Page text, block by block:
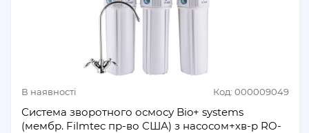
В наявності Код: 000009049
Система зворотного осмосу Bio+ systems
(мембр. Filmtec пр-во США) з насосом+хв-р RO-